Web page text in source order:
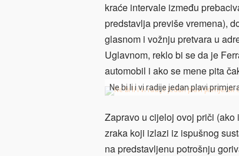
kraće intervale između
predstavlja previše vremena),
glasnom i vožnju pretvara u
Uglavnom, reklo bi se da je
automobil i ako se mene pita
Ne bi li i vi radije jedan plavi
Zapravo u cijeloj ovoj priči
zraka koji izlazi iz ispušnog
na predstavljenu potrošnju